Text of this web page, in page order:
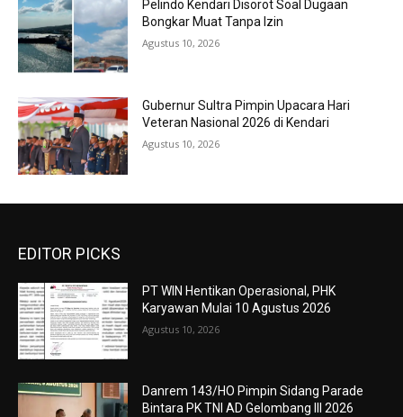
Pelindo Kendari Disorot Soal Dugaan
Bongkar Muat Tanpa Izin
Agustus 10, 2026
Gubernur Sultra Pimpin Upacara Hari
Veteran Nasional 2026 di Kendari
Agustus 10, 2026
EDITOR PICKS
PT WIN Hentikan Operasional, PHK
Karyawan Mulai 10 Agustus 2026
Agustus 10, 2026
Danrem 143/HO Pimpin Sidang Parade
Bintara PK TNI AD Gelombang III 2026